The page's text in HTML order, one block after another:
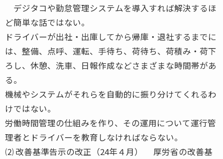
デジタコや勤怠管理システムを導入すれば解決するほ
ど簡単な話ではない。
ドライバーが出社・出庫してから帰庫・退社するまでに
は、整備、点呼、運転、手待ち、荷待ち、荷積み・荷下
ろし、休憩、洗車、日報作成などさまざまな時間帯があ
る。
機械やシステムがそれらを自動的に振り分けてくれるわ
けではない。
労働時間管理の仕組みを作り、その運用について運行管
理者とドライバーを教育しなければならない。
⑵ 改善基準告示の改正（24年４月） 厚労省の改善基